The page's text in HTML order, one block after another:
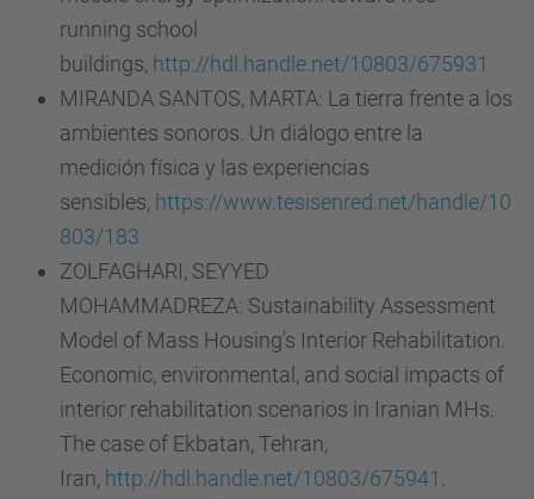
running school
buildings, http://hdl.handle.net/10803/675931
MIRANDA SANTOS, MARTA: La tierra frente a los
ambientes sonoros. Un diálogo entre la
medición física y las experiencias
sensibles, https://www.tesisenred.net/handle/10
803/183
ZOLFAGHARI, SEYYED
MOHAMMADREZA: Sustainability Assessment
Model of Mass Housing's Interior Rehabilitation.
Economic, environmental, and social impacts of
interior rehabilitation scenarios in Iranian MHs.
The case of Ekbatan, Tehran,
Iran, http://hdl.handle.net/10803/675941